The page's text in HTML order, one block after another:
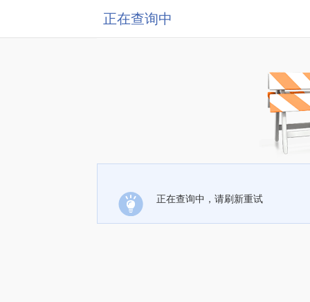
正在查询中
正在查询中，请刷新重试